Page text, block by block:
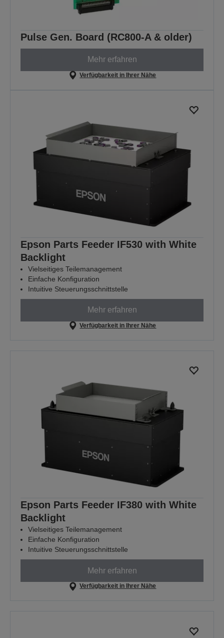
Pulse Gen. Board (RC800-A & older)
Mehr erfahren
Verfügbarkeit in Ihrer Nähe
Epson Parts Feeder IF530 with White
Backlight
Vielseitiges Teilemanagement
Einfache Konfiguration
Intuitive Steuerungsschnittstelle
Mehr erfahren
Verfügbarkeit in Ihrer Nähe
Epson Parts Feeder IF380 with White
Backlight
Vielseitiges Teilemanagement
Einfache Konfiguration
Intuitive Steuerungsschnittstelle
Mehr erfahren
Verfügbarkeit in Ihrer Nähe